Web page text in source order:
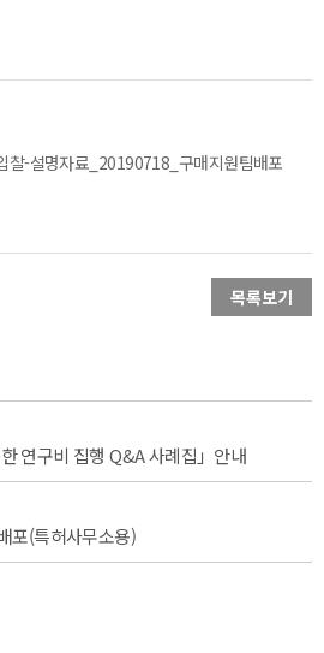
찰-설명자료_20190718_구매지원팀배포
목록보기
연구비 집행 Q&A 사례집」안내
포(특허사무소용)